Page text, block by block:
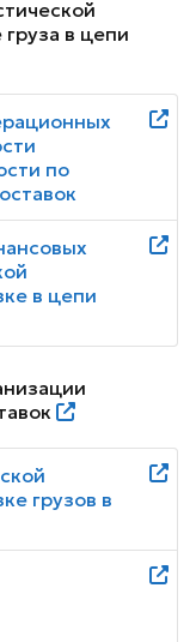
в цепи
по
в цепи
грузов в